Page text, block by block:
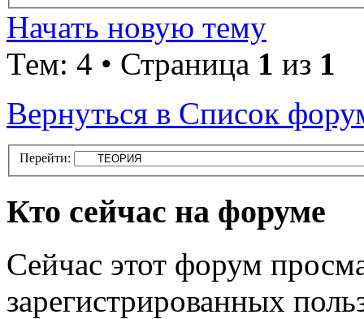
Начать новую тему
Тем: 4 • Страница 1 из 1
Вернуться в Список
Перейти:
Кто сейчас на форуме
Сейчас этот форум
зарегистрированных